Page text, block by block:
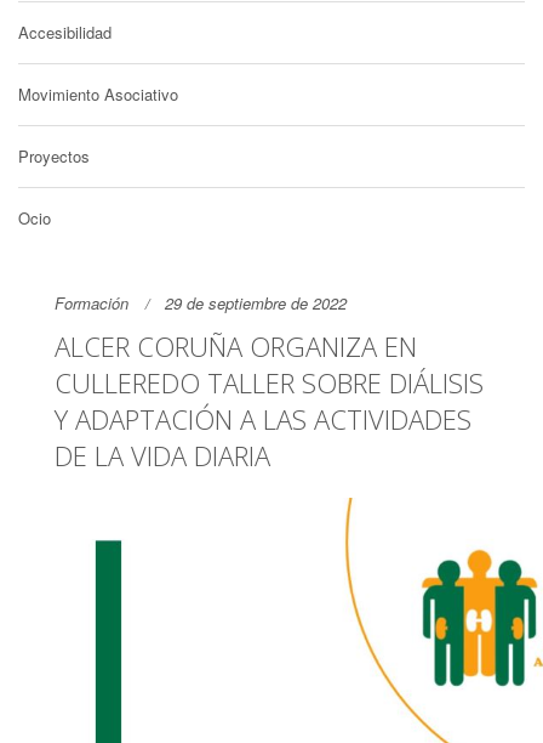
Accesibilidad
Movimiento Asociativo
Proyectos
Ocio
Formación 29 de septiembre de 2022
ALCER CORUÑA ORGANIZA EN
CULLEREDO TALLER SOBRE DIÁLISIS
Y ADAPTACIÓN A LAS ACTIVIDADES
DE LA VIDA DIARIA